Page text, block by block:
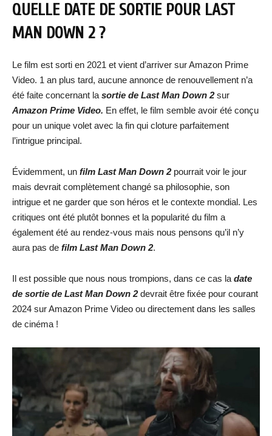
QUELLE DATE DE SORTIE POUR LAST
MAN DOWN 2 ?
Le film est sorti en 2021 et vient d’arriver sur Amazon Prime
Video. 1 an plus tard, aucune annonce de renouvellement n’a
été faite concernant la sortie de Last Man Down 2sur
Amazon Prime Video. En effet, le film semble avoir été conçu
pour un unique volet avec la fin qui cloture parfaitement
l’intrigue principal.
Évidemment, un film Last Man Down 2 pourrait voir le jour
mais devrait complètement changé sa philosophie, son
intrigue et ne garder que son héros et le contexte mondial. Les
critiques ont été plutôt bonnes et la popularité du film a
également été au rendez-vous mais nous pensons qu’il n’y
aura pas de film Last Man Down 2.
Il est possible que nous nous trompions, dans ce cas la date
de sortie de Last Man Down 2devrait être fixée pour courant
2024 sur Amazon Prime Video ou directement dans les salles
de cinéma !